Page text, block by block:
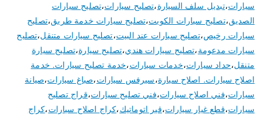
سيارات،تبديل سلف السيارة،تصليح سيارات،تصليح سيارات
الصديق،تصليح سيارات الكويت،تصليح سيارات خدمة طريق،تصليح
سيارات رخيص،تصليح سيارات عند البيت،تصليح سيارات متنقل،تصليح
سيارات مدعومة،تصليح سيارات هندي،تصليح سيارة،تصليح سيارة
متنقل،حداد سيارات،خدمات سيارات،خدمة تصليح سيارات. خدمة
اصلاح سيارات. اصلاح سيارة،سيرفس سيارات،صباغ سيارات،صيانة
سيارات،فني اصلاح سيارات،فني تصليح سيارات،قراج تصليح
سيارات،قطع غيار سيارات،قير اتوماتيك،كراج اصلاح سيارات،كراج